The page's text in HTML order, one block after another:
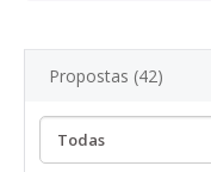
Propostas (42)